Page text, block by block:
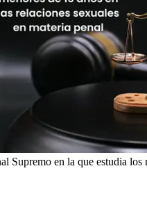
Supremo en la que estudia